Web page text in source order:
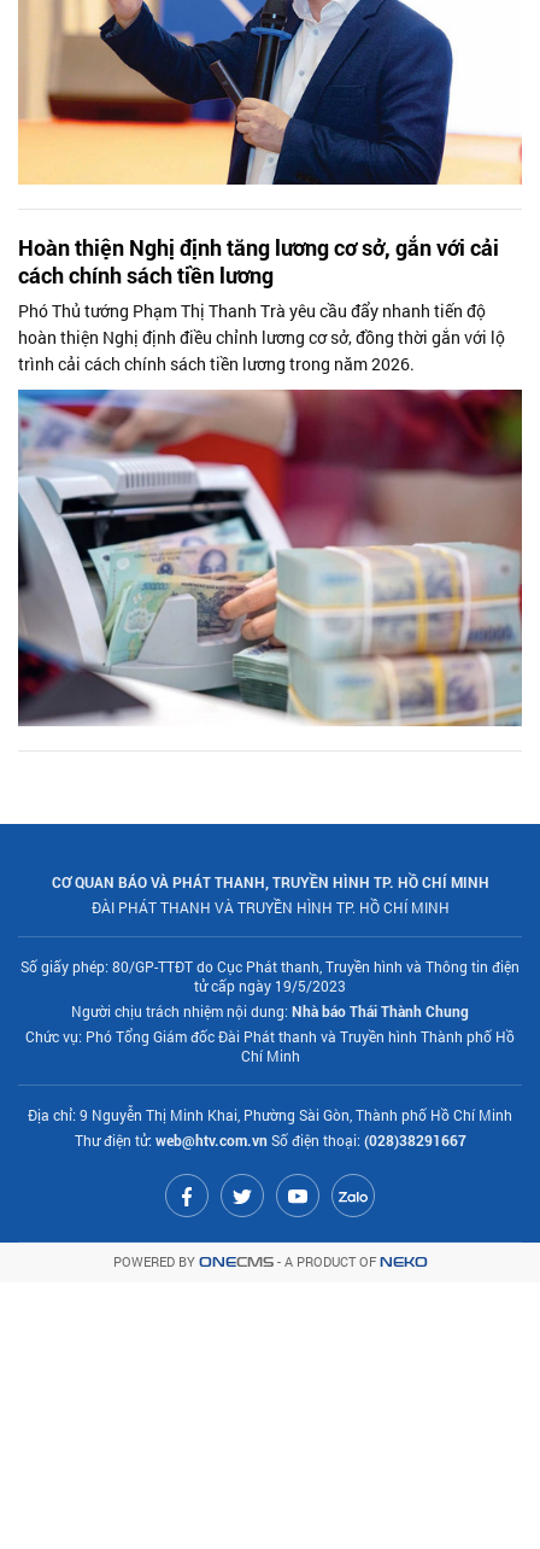
Hoàn thiện Nghị định tăng lương cơ sở, gắn với cải
cách chính sách tiền lương
Phó Thủ tướng Phạm Thị Thanh Trà yêu cầu đẩy nhanh tiến độ
hoàn thiện Nghị định điều chỉnh lương cơ sở, đồng thời gắn với lộ
trình cải cách chính sách tiền lương trong năm 2026.
CƠ QUAN BÁO VÀ PHÁT THANH, TRUYỀN HÌNH TP. HỒ CHÍ MINH
ĐÀI PHÁT THANH VÀ TRUYỀN HÌNH TP. HỒ CHÍ MINH
Số giấy phép: 80/GP-TTĐT do Cục Phát thanh, Truyền hình và Thông tin điện
tử cấp ngày 19/5/2023
Người chịu trách nhiệm nội dung: Nhà báo Thái Thành Chung
Chức vụ: Phó Tổng Giám đốc Đài Phát thanh và Truyền hình Thành phố Hồ
Chí Minh
Địa chỉ: 9 Nguyễn Thị Minh Khai, Phường Sài Gòn, Thành phố Hồ Chí Minh
Thư điện tử: web@htv.com.vnSố điện thoại: (028)38291667
POWERED BY ONECMS- A PRODUCT OF NEKO